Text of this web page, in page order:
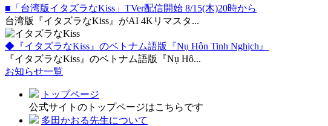
■「台湾版イタズラなKiss」TVer配信開始 8/15(木)20時から
台湾版『イタズラなKiss』がAI 4Kリマスタ...
◆『イタズラなKiss』のベトナム語版『Nụ Hôn Tinh Nghịch』
『イタズラなKiss』のベトナム語版『Nụ Hô...
お知らせ一覧
トップページ
公式サイトのトップページはこちらです
多田かおる先生について